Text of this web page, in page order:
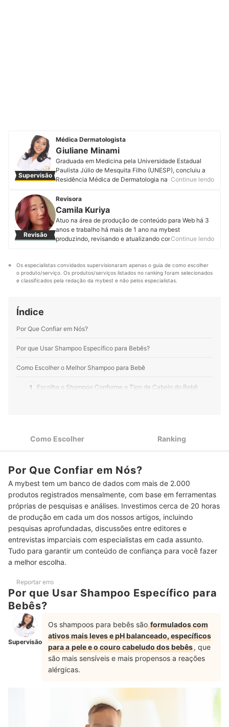
Supervisão
Médica Dermatologista
Giuliane Minami
Graduada em Medicina pela Universidade Estadual
Paulista Júlio de Mesquita Filho (UNESP), concluiu a
Residência Médica de Dermatologia na mesma
titular da Sociedade Brasileira de Dermatologia (SBD).
É mestra, também pela UNESP, na área de Tricologia.
Como sempre acreditou na importância do cabelo na
identidade e na autoestima das pessoas,
principalmente, das mulheres, sua tese teve como foco
a alopecia de padrão feminino. Com uma ampla
está em busca constante por conhecimento e
atualizações em congressos e cursos. Acompanhe a
Dra. Giuliane no Instagram, Youtube, Facebook,
Continue lendo
Revisão
Revisora
Camila Kuriya
Atuo na área de produção de conteúdo para Web há 3
anos e trabalho há mais de 1 ano na mybest
produzindo, revisando e atualizando conteúdos de
aos nossos usuários para que eles façam sempre a
melhor escolha.
Perfil de Camila Kuriya
Continue lendo
Os especialistas convidados supervisionaram apenas o guia de como escolher
o produto/serviço. Os produtos/serviços listados no ranking foram selecionados
e classificados pela redação da mybest e não pelos especialistas.
Índice
Por Que Confiar em Nós?
Por que Usar Shampoo Específico para Bebês?
Como Escolher o Melhor Shampoo para Bebê
1 Escolha o Shampoo Conforme o Tipo de Cabelo do Bebê
3 Extrato de Calêndula
5
Para Mais Praticidade, Opte Pelos Shampoos 2 em 1 (Cabelo
e Corpo)
6
Opte Por Embalagens Maiores Acima de 400 ml para Ter o
Melhor Custo-Benefício
Top 10 Melhores Shampoos para Bebês
Perguntas Frequentes sobre Shampoos de Bebês
Pode Lavar o Cabelo do Bebê Todos os Dias?
Quando Usar Shampoo e Condicionador no Bebê?
Confira Também Outras Indicações Para o Seu Bebê
Como Escolher Ranking
Por Que Confiar em Nós?
A mybest tem um banco de dados com mais de 2.000
produtos registrados mensalmente, com base em ferramentas
próprias de pesquisas e análises. Investimos cerca de 20 horas
de produção em cada um dos nossos artigos, incluindo
pesquisas aprofundadas, discussões entre editores e
entrevistas imparciais com especialistas em cada assunto.
Tudo para garantir um conteúdo de confiança para você fazer
a melhor escolha.
Reportar erro
Por que Usar Shampoo Específico para
Bebês?
Supervisão
Os shampoos para bebês sãoformulados com
ativos mais leves e pH balanceado, específicos
para a pele e o couro cabeludo dos bebês, que
são mais sensíveis e mais propensos a reações
alérgicas.